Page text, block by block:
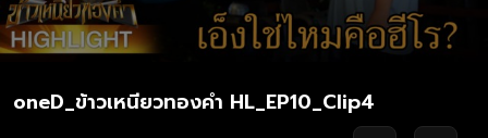
oneD_ข้าวเหนียวทองคำ HL_EP10_Clip4